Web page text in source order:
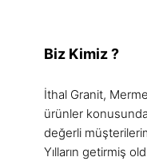
Biz Kimiz ?
İthal Granit,
ürünler
değerli
Yılların getirmiş